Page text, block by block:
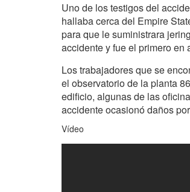
Uno de los testigos del
hallaba cerca del Empire
para que le suministrara
accidente y fue el primero en
Los trabajadores que se
el observatorio de la planta
edificio, algunas de las
accidente ocasionó daños
Vídeo